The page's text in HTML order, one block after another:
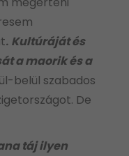
. Kultúráját és
a maorik és a
belül szabados
De
táj ilyen